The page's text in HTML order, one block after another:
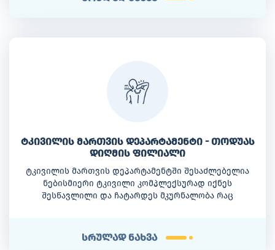
ტკივილის მართვის დეპარტამენტი - თოდუას
დიღმის ფილიალი
ტკივილის მართვის დეპარტამენტში შესაძლებელია
ნებისმიერი ტკივილი კომპლექსურად იქნეს
შესწავლილი და ჩატარდეს მკურნალობა რაც
თერაპიას, მცირე ინვაზიური პროცედურების ჩატარებას
სრულად ნახვა